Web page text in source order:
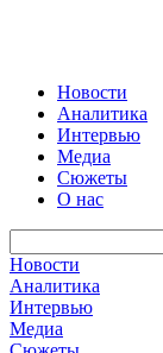
Новости
Аналитика
Интервью
Медиа
Сюжеты
О нас
Новости
Аналитика
Интервью
Медиа